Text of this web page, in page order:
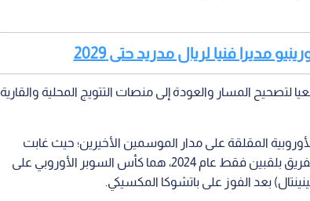
مديرا فنيا لريال مدريد حتى 2029
لتصحيح المسار والعودة إلى منصات التتويج المحلية والقارية
المقلقة على مدار الموسمين الأخيرين؛ حيث غابت
الألقاب الكبرى عن خزائن "سانتياغو برنابيو"، واكتفى الفريق بلقبين فقط عام 2024، هما كأس السوبر الأوروبي على
بعد الفوز على باتشوكا المكسيكي.